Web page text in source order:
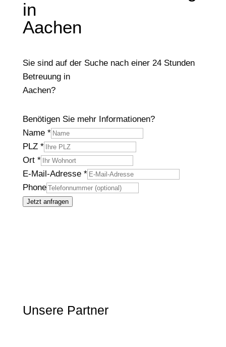
in
Aachen
Sie sind auf der Suche nach einer 24 Stunden
Betreuung in
Aachen?
Benötigen Sie mehr Informationen?
Name *
PLZ *
Ort *
E-Mail-Adresse *
Phone
Jetzt anfragen
Unsere Partner